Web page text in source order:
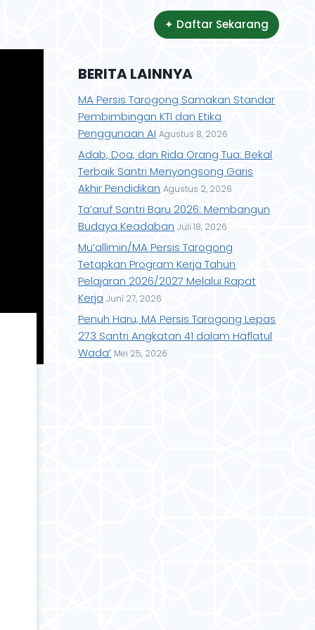
✦ Daftar Sekarang
BERITA LAINNYA
MA Persis Tarogong Samakan Standar
Pembimbingan KTI dan Etika
Penggunaan AI Agustus 8, 2026
Adab, Doa, dan Rida Orang Tua: Bekal
Terbaik Santri Menyongsong Garis
Akhir Pendidikan Agustus 2, 2026
Ta’aruf Santri Baru 2026: Membangun
Budaya Keadaban Juli 18, 2026
Mu’allimin/MA Persis Tarogong
Tetapkan Program Kerja Tahun
Pelajaran 2026/2027 Melalui Rapat
Kerja Juni 27, 2026
Penuh Haru, MA Persis Tarogong Lepas
273 Santri Angkatan 41 dalam Haflatul
Wada’ Mei 25, 2026